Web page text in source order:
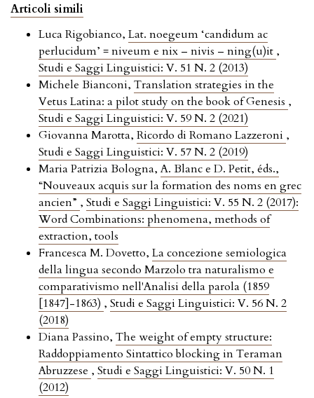
Articoli simili
Luca Rigobianco, Lat. noegeum ‘candidum ac
perlucidum’ = niveum e nix – nivis – ning(u)it ,
Studi e Saggi Linguistici: V. 51 N. 2 (2013)
Michele Bianconi, Translation strategies in the
Vetus Latina: a pilot study on the book of Genesis ,
Studi e Saggi Linguistici: V. 59 N. 2 (2021)
Giovanna Marotta, Ricordo di Romano Lazzeroni ,
Studi e Saggi Linguistici: V. 57 N. 2 (2019)
Maria Patrizia Bologna,A. Blanc e D. Petit, éds.,
“Nouveaux acquis sur la formation des noms en grec
ancien” , Studi e Saggi Linguistici: V. 55 N. 2 (2017):
Word Combinations: phenomena, methods of
extraction, tools
Francesca M. Dovetto, La concezione semiologica
della lingua secondo Marzolo tra naturalismo e
comparativismo nell'Analisi della parola (1859
[1847]-1863) , Studi e Saggi Linguistici: V. 56 N. 2
(2018)
Diana Passino, The weight of empty structure:
Raddoppiamento Sintattico blocking in Teraman
Abruzzese , Studi e Saggi Linguistici: V. 50 N. 1
(2012)